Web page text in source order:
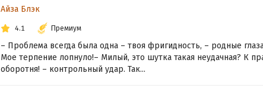
Айза Блэк
4.1 Премиум
– Проблема всегда была одна – твоя фригидность, – родные
Мое терпение лопнуло!– Милый, это шутка такая неудачная? К
оборотня! – контрольный удар. Так...